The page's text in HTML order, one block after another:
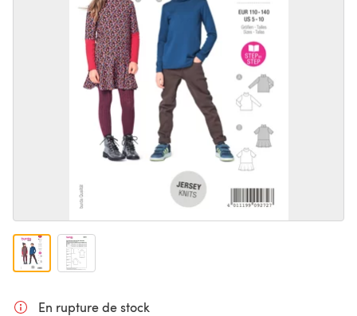
En rupture de stock